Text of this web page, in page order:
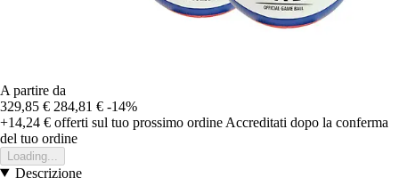
A partire da
329,85 € 284,81 € -14%
+14,24 € offerti sul tuo prossimo ordine Accreditati dopo la conferma
del tuo ordine
Loading...
Descrizione